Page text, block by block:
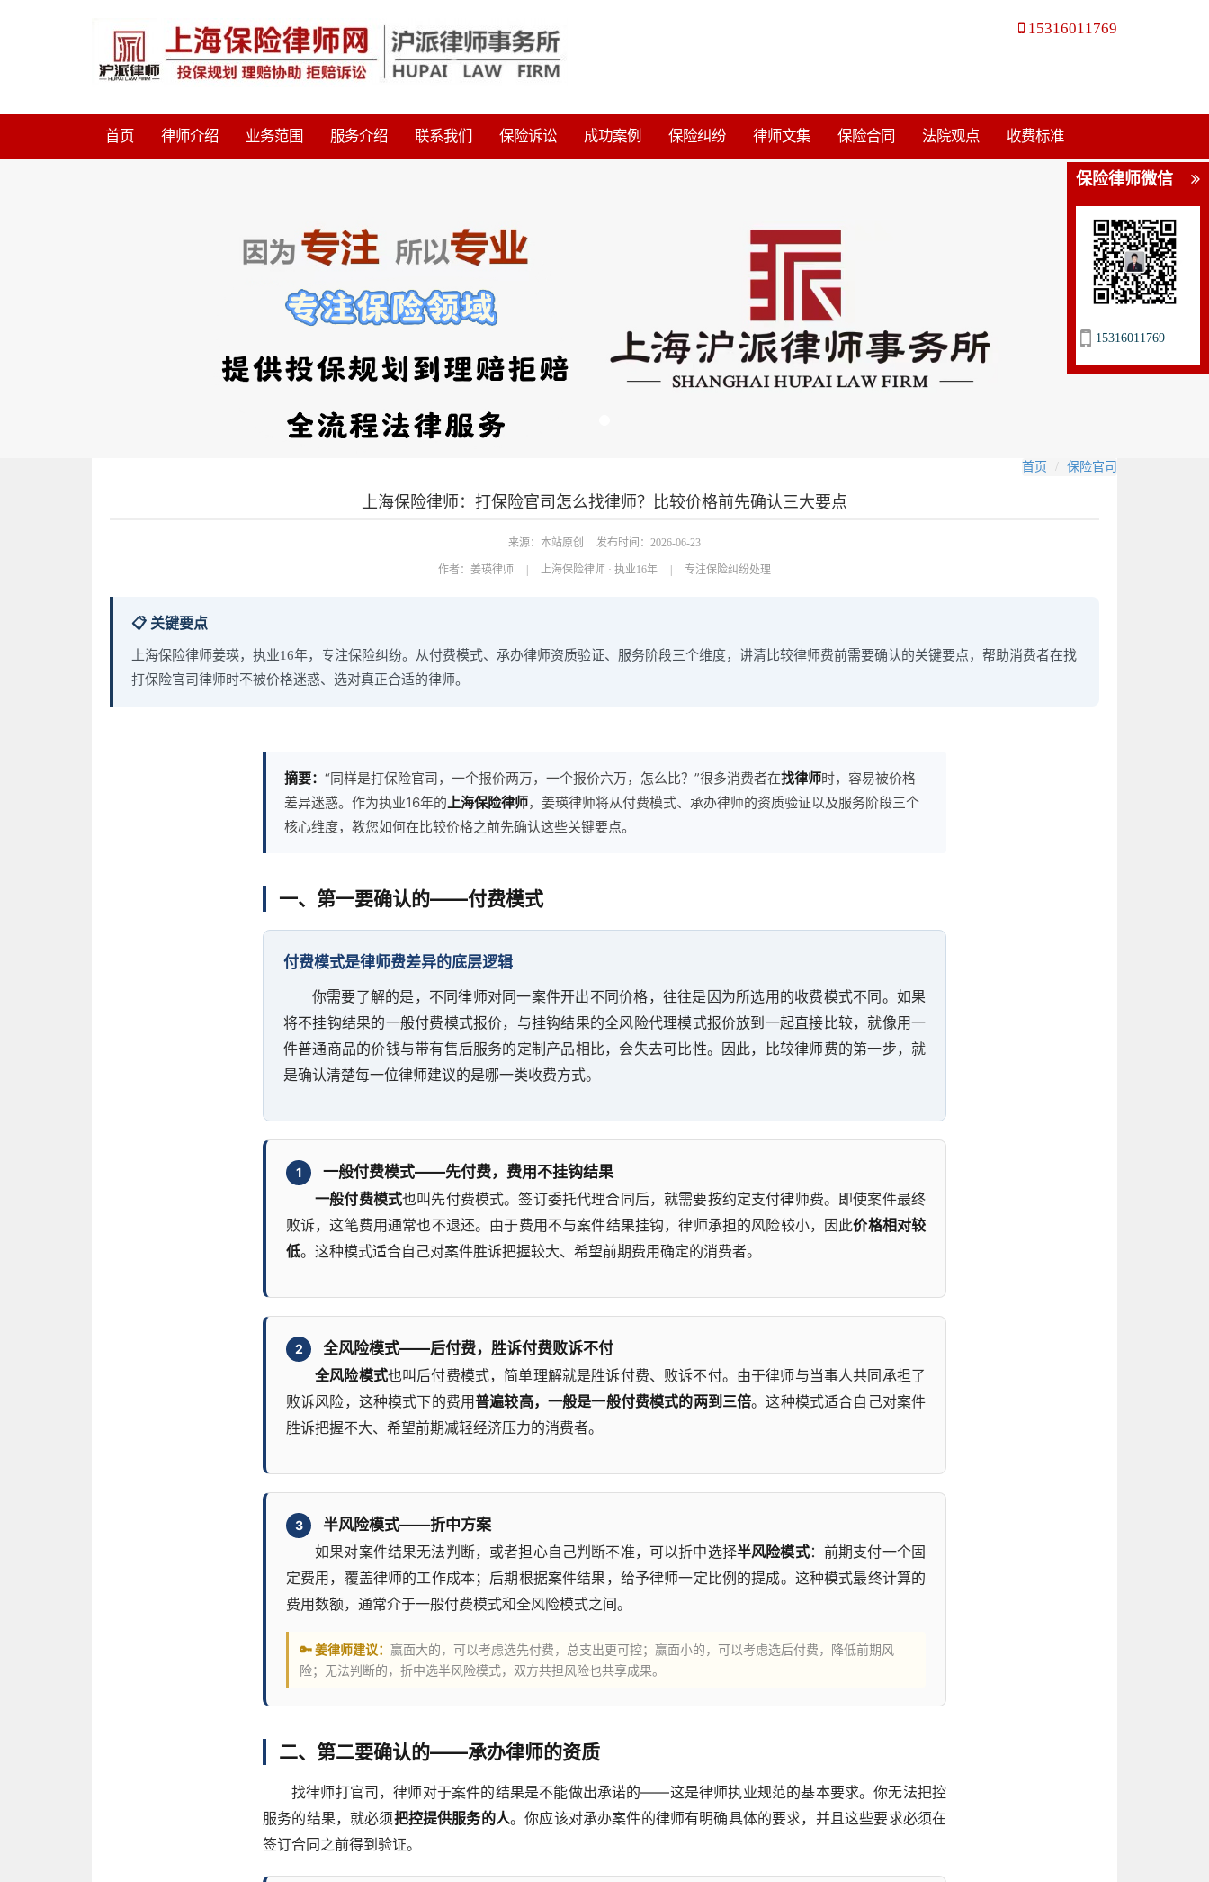
15316011769
首页 律师介绍 业务范围 服务介绍 联系我们 保险诉讼 成功案例 保险纠纷 律师文集 保险合同 法院观点 收费标准
首页 保险官司
上海保险律师：打保险官司怎么找律师？比较价格前先确认三大要点
来源：本站原创 发布时间：2026-06-23
作者： 姜瑛律师 上海保险律师 · 执业16年 专注保险纠纷处理
📋 关键要点
上海保险律师姜瑛，执业16年，专注保险纠纷。从付费模式、承办律师资质验证、服务阶段三个维度，讲清比较律师费前需要确认的关键要点，帮助消费者在找
打保险官司律师时不被价格迷惑、选对真正合适的律师。
摘要： “同样是打保险官司，一个报价两万，一个报价六万，怎么比？”很多消费者在找律师时，容易被价格
差异迷惑。作为执业16年的上海保险律师，姜瑛律师将从付费模式、承办律师的资质验证以及服务阶段三个
核心维度，教您如何在比较价格之前先确认这些关键要点。
一、第一要确认的——付费模式
付费模式是律师费差异的底层逻辑
你需要了解的是，不同律师对同一案件开出不同价格，往往是因为所选用的收费模式不同。如果
将不挂钩结果的一般付费模式报价，与挂钩结果的全风险代理模式报价放到一起直接比较，就像用一
件普通商品的价钱与带有售后服务的定制产品相比，会失去可比性。因此，比较律师费的第一步，就
是确认清楚每一位律师建议的是哪一类收费方式。
1
一般付费模式——先付费，费用不挂钩结果
一般付费模式也叫先付费模式。签订委托代理合同后，就需要按约定支付律师费。即使案件最终
败诉，这笔费用通常也不退还。由于费用不与案件结果挂钩，律师承担的风险较小，因此价格相对较
低。这种模式适合自己对案件胜诉把握较大、希望前期费用确定的消费者。
2
全风险模式——后付费，胜诉付费败诉不付
全风险模式也叫后付费模式，简单理解就是胜诉付费、败诉不付。由于律师与当事人共同承担了
败诉风险，这种模式下的费用普遍较高，一般是一般付费模式的两到三倍。这种模式适合自己对案件
胜诉把握不大、希望前期减轻经济压力的消费者。
3
半风险模式——折中方案
如果对案件结果无法判断，或者担心自己判断不准，可以折中选择半风险模式：前期支付一个固
定费用，覆盖律师的工作成本；后期根据案件结果，给予律师一定比例的提成。这种模式最终计算的
费用数额，通常介于一般付费模式和全风险模式之间。
🔑 姜律师建议： 赢面大的，可以考虑选先付费，总支出更可控；赢面小的，可以考虑选后付费，降低前期风
险；无法判断的，折中选半风险模式，双方共担风险也共享成果。
二、第二要确认的——承办律师的资质
找律师打官司，律师对于案件的结果是不能做出承诺的——这是律师执业规范的基本要求。你无法把控
服务的结果，就必须把控提供服务的人。你应该对承办案件的律师有明确具体的要求，并且这些要求必须在
签订合同之前得到验证。
保险律师微信
15316011769